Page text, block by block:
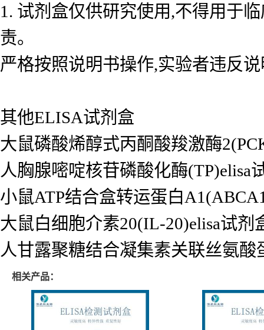
1. 试剂盒仅供研究使用,不得用于
责。
严格按照说明书操作,实验者违反
其他ELISA试剂盒
大鼠磷酸烯醇式丙酮酸羧激酶
人胸腺嘧啶核苷磷酸化酶(TP)elisa
小鼠ATP结合盒转运蛋白
大鼠白细胞介素20(IL-20)elisa试剂
人甘露聚糖结合凝集素关联丝氨酸
相关产品：